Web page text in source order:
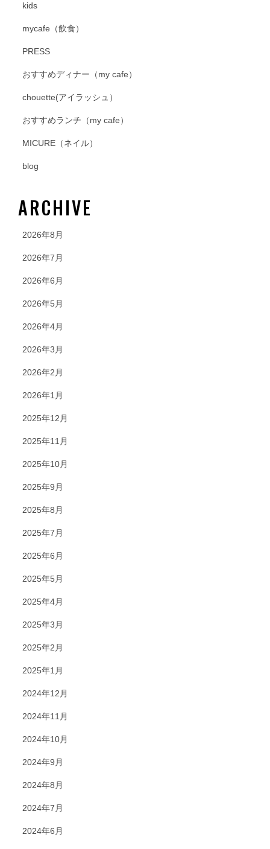
kids
mycafe（飲食）
PRESS
おすすめディナー（my cafe）
chouette(アイラッシュ）
おすすめランチ（my cafe）
MICURE（ネイル）
blog
ARCHIVE
2026年8月
2026年7月
2026年6月
2026年5月
2026年4月
2026年3月
2026年2月
2026年1月
2025年12月
2025年11月
2025年10月
2025年9月
2025年8月
2025年7月
2025年6月
2025年5月
2025年4月
2025年3月
2025年2月
2025年1月
2024年12月
2024年11月
2024年10月
2024年9月
2024年8月
2024年7月
2024年6月